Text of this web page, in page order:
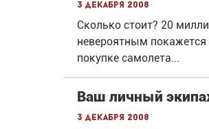
3 декабря 2008
Сколько стоит? 20
невероятным
покупке самолета...
Ваш личный
3 декабря 2008